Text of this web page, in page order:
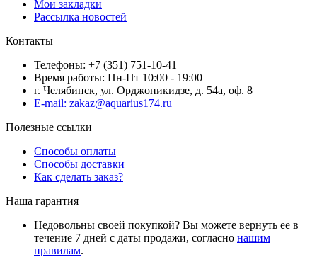
Мои закладки
Рассылка новостей
Контакты
Телефоны: +7 (351) 751-10-41
Время работы: Пн-Пт 10:00 - 19:00
г. Челябинск, ул. Орджоникидзе, д. 54а, оф. 8
E-mail: zakaz@aquarius174.ru
Полезные ссылки
Способы оплаты
Способы доставки
Как сделать заказ?
Наша гарантия
Недовольны своей покупкой? Вы можете вернуть ее в
течение 7 дней с даты продажи, согласно нашим
правилам.